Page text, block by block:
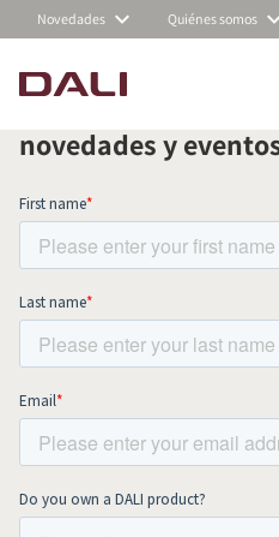
Novedades Quiénes somos
COMPARAR
Suscríbete a nuestra
mensual y mantente
novedades y